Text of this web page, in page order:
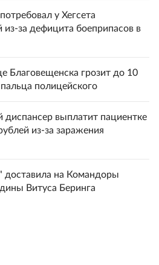
у Хегсета
из-за дефицита боеприпасов в
Благовещенска грозит до 10
пальца полицейского
диспансер выплатит пациентке
из-за заражения
доставила на Командоры
Витуса Беринга